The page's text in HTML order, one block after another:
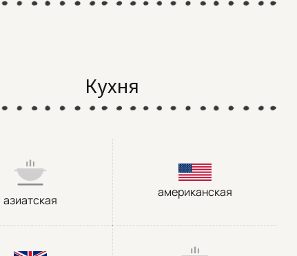
Кухня
азиатская
американская